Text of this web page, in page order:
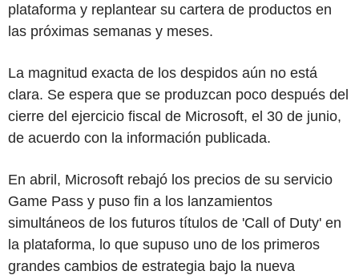
plataforma y replantear su cartera de productos en
las próximas semanas y meses.
La magnitud exacta de los despidos aún no está
clara. Se espera que se produzcan poco después del
cierre del ejercicio fiscal de Microsoft, el 30 de junio,
de acuerdo con la información publicada.
En abril, Microsoft rebajó los precios de su servicio
Game Pass y puso fin a los lanzamientos
simultáneos de los futuros títulos de 'Call of Duty' en
la plataforma, lo que supuso uno de los primeros
grandes cambios de estrategia bajo la nueva